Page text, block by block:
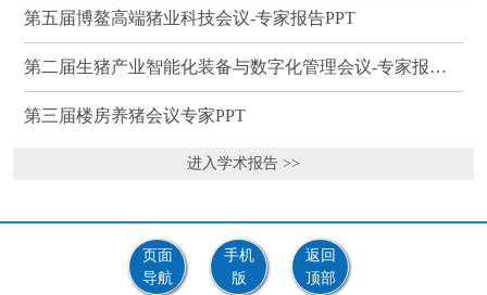
第五届博鳌高端猪业科技会议-专家报告PPT
第二届生猪产业智能化装备与数字化管理会议-专家报告PPT
第三届楼房养猪会议专家PPT
进入学术报告 >>
页面
导航
手机
版
返回
顶部